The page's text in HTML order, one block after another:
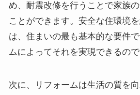
め、耐震改修を行うことで家族
ことができます。安全な住環境
は、住まいの最も基本的な要件
ムによってそれを実現できるので
次に、リフォームは生活の質を